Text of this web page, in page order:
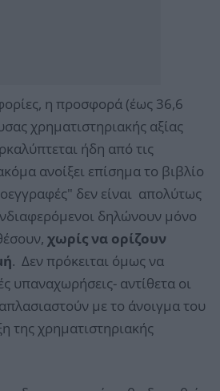
η προσφορά (έως 36,6
χρηματιστηριακής αξίας
ήδη από τις
ανοίξει επίσημα το βιβλίο
δεν είναι απολύτως
δηλώνουν μόνο
χωρίς να ορίζουν
. Δεν πρόκειται όμως να
υπαναχωρήσεις- αντίθετα οι
με το άνοιγμα του
της χρηματιστηριακής